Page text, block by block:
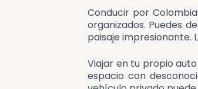
Conducir por
organizados. Puedes
paisaje impresionante.
Viajar en tu propio
espacio con